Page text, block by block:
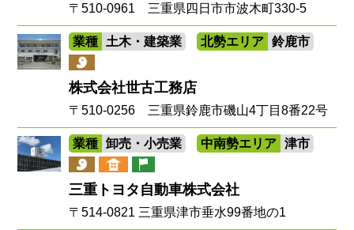
〒510-0961 三重県四日市市波木町330-5
業種 土木・建築業 北勢エリア 鈴鹿市
株式会社世古工務店
〒510-0256 三重県鈴鹿市磯山4丁目8番22号
業種 卸売・小売業 中南勢エリア 津市
三重トヨタ自動車株式会社
〒514-0821 三重県津市垂水99番地の1